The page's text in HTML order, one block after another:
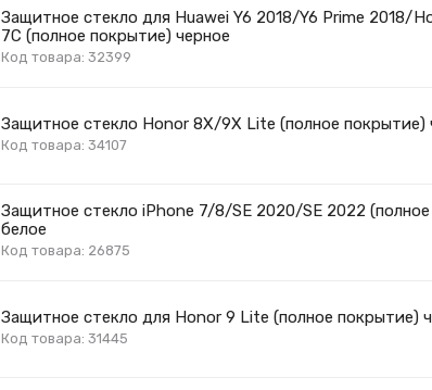
Защитное стекло для Huawei Y6 2018/Y6 Prime 2018/
7C (полное покрытие) черное
Код товара: 32399
Защитное стекло Honor 8X/9X Lite (полное покрытие)
Код товара: 34107
Защитное стекло iPhone 7/8/SE 2020/SE 2022
белое
Код товара: 26875
Защитное стекло для Honor 9 Lite (полное покрытие)
Код товара: 31445